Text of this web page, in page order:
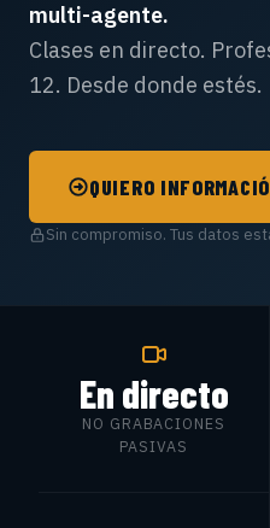
multi-agente.
Clases en directo.
12. Desde donde estés.
QUIERO
Sin compromiso. Tus datos
En directo
NO GRABACIONES
PASIVAS